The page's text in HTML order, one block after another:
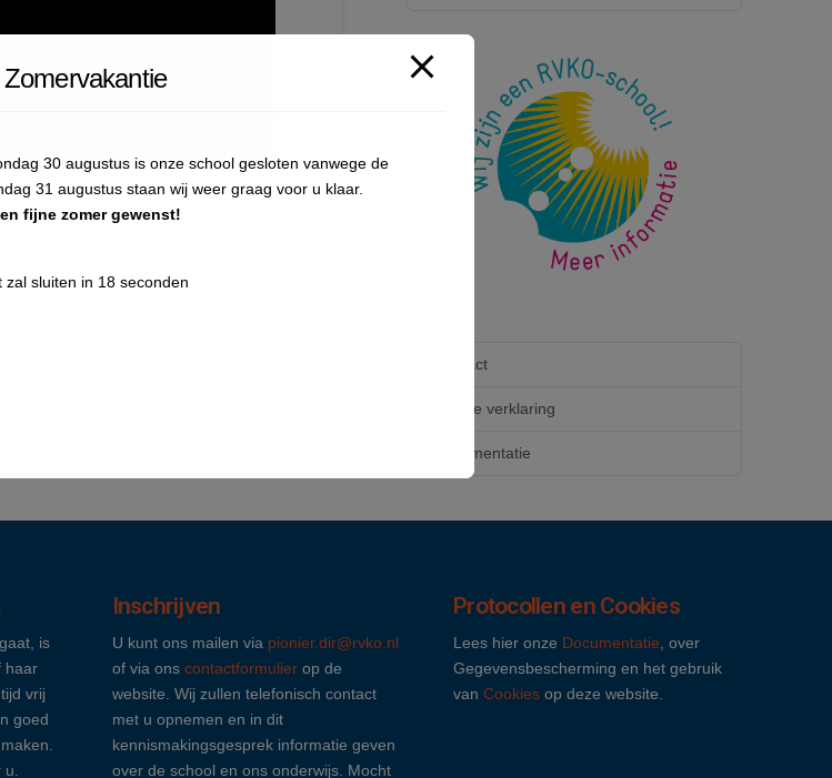
Contact
Cookie verklaring
Documentatie
is
haar
vrij
goed
Inschrijven
U kunt ons mailen via pionier.dir@rvko.nl
of via ons contactformulierop de
website. Wij zullen telefonisch contact
met u opnemen en in dit
kennismakingsgesprek informatie geven
over de school en ons onderwijs. Mocht
Protocollen en Cookies
Lees hier onze Documentatie , over
Gegevensbescherming en het gebruik
vanCookies op deze website.
Zomervakantie
30 augustus is onze school gesloten vanwege de
31 augustus staan wij weer graag voor u klaar.
fijne zomer gewenst!
zal sluiten in 17seconden